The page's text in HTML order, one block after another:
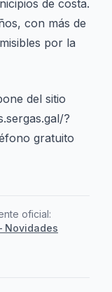
de costa.
con más de
por la
del sitio
?
gratuito
oficial:
Novidades